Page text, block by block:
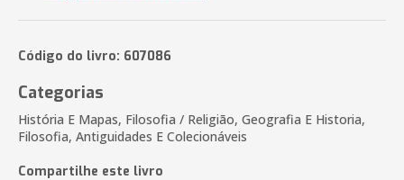
Código do livro: 607086
Categorias
História E Mapas, Filosofia / Religião, Geografia E Historia,
Filosofia, Antiguidades E Colecionáveis
Compartilhe este livro